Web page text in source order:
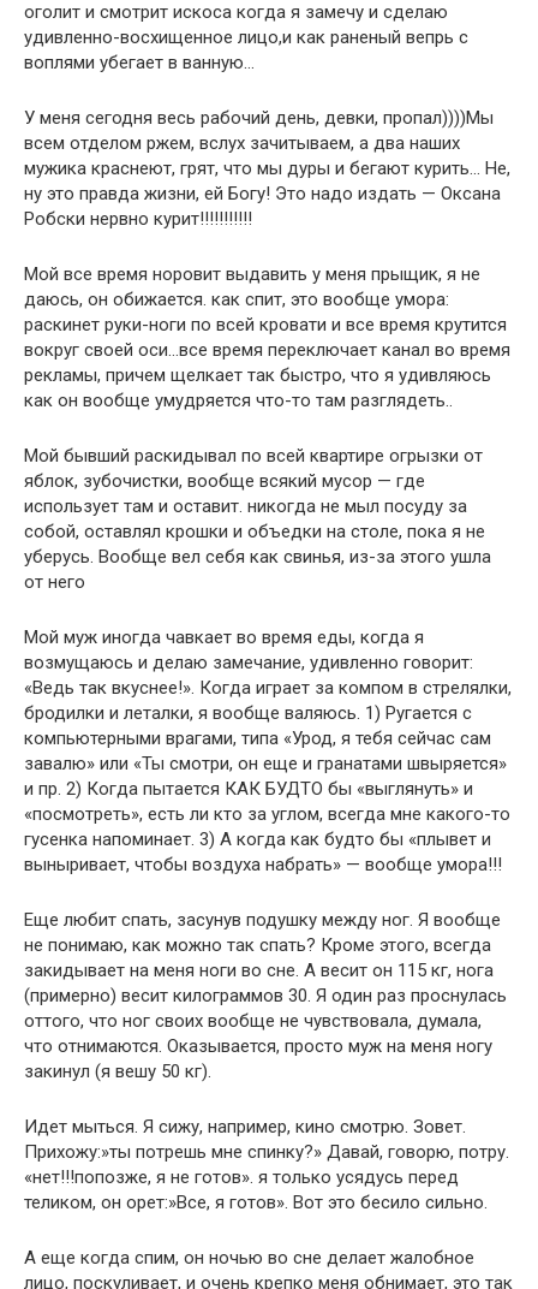
оголит и смотрит искоса когда я замечу и сделаю
удивленно-восхищенное лицо,и как раненый вепрь с
воплями убегает в ванную…
У меня сегодня весь рабочий день, девки, пропал))))Мы
всем отделом ржем, вслух зачитываем, а два наших
мужика краснеют, грят, что мы дуры и бегают курить… Не,
ну это правда жизни, ей Богу! Это надо издать — Оксана
Робски нервно курит!!!!!!!!!!!
Мой все время норовит выдавить у меня прыщик, я не
даюсь, он обижается. как спит, это вообще умора:
раскинет руки-ноги по всей кровати и все время крутится
вокруг своей оси…все время переключает канал во время
рекламы, причем щелкает так быстро, что я удивляюсь
как он вообще умудряется что-то там разглядеть..
Мой бывший раскидывал по всей квартире огрызки от
яблок, зубочистки, вообще всякий мусор — где
использует там и оставит. никогда не мыл посуду за
собой, оставлял крошки и объедки на столе, пока я не
уберусь. Вообще вел себя как свинья, из-за этого ушла
от него
Мой муж иногда чавкает во время еды, когда я
возмущаюсь и делаю замечание, удивленно говорит:
«Ведь так вкуснее!». Когда играет за компом в стрелялки,
бродилки и леталки, я вообще валяюсь. 1) Ругается с
компьютерными врагами, типа «Урод, я тебя сейчас сам
завалю» или «Ты смотри, он еще и гранатами швыряется»
и пр. 2) Когда пытается КАК БУДТО бы «выглянуть» и
«посмотреть», есть ли кто за углом, всегда мне какого-то
гусенка напоминает. 3) А когда как будто бы «плывет и
выныривает, чтобы воздуха набрать» — вообще умора!!!
Еще любит спать, засунув подушку между ног. Я вообще
не понимаю, как можно так спать? Кроме этого, всегда
закидывает на меня ноги во сне. А весит он 115 кг, нога
(примерно) весит килограммов 30. Я один раз проснулась
оттого, что ног своих вообще не чувствовала, думала,
что отнимаются. Оказывается, просто муж на меня ногу
закинул (я вешу 50 кг).
Идет мыться. Я сижу, например, кино смотрю. Зовет.
Прихожу:»ты потрешь мне спинку?» Давай, говорю, потру.
«нет!!!попозже, я не готов». я только усядусь перед
теликом, он орет:»Все, я готов». Вот это бесило сильно.
А еще когда спим, он ночью во сне делает жалобное
лицо, поскуливает, и очень крепко меня обнимает, это так